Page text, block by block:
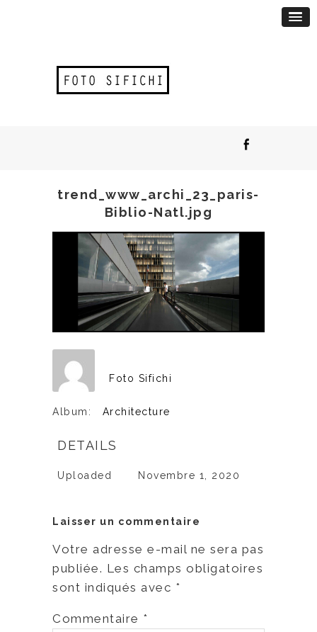
trend_www_archi_23_paris-
Biblio-Natl.jpg
Foto Sifichi
Album: Architecture
DETAILS
Uploaded Novembre 1, 2020
Laisser un commentaire
Votre adresse e-mail ne sera pas
publiée. Les champs obligatoires
sont indiqués avec *
Commentaire *